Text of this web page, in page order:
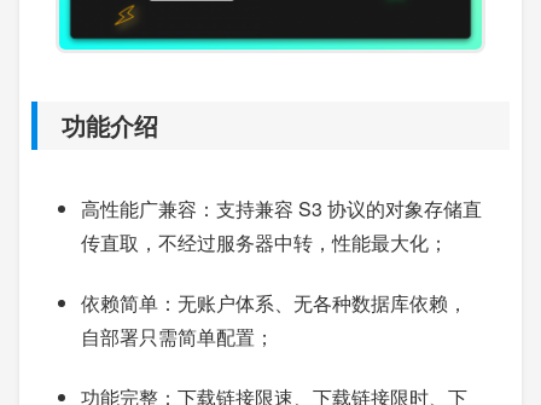
功能介绍
高性能广兼容：支持兼容 S3 协议的对象存储直
传直取，不经过服务器中转，性能最大化；
依赖简单：无账户体系、无各种数据库依赖，
自部署只需简单配置；
功能完整：下载链接限速、下载链接限时、下